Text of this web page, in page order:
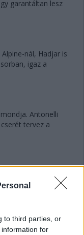
to third parties, or
for
garantáltan lesz
nál, Hadjar is
igaz a
Antonelli
tervez a
leszedni a
után a tökutolsó
van, hogy egyedül